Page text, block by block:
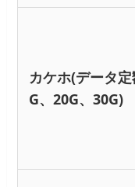
カケホ(データ
G、20G、30G)